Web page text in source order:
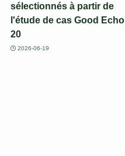
sélectionnés à partir de
l'étude de cas Good Echo
20
2026-06-19